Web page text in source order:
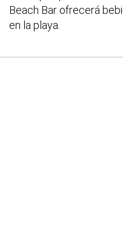
Beach Bar ofrecerá
en la playa.